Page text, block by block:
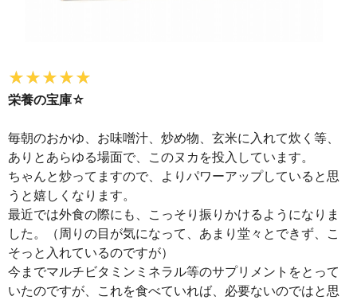
栄養の宝庫☆
毎朝のおかゆ、お味噌汁、炒め物、玄米に入れて炊く等、
ありとあらゆる場面で、このヌカを投入しています。
ちゃんと炒ってますので、よりパワーアップしていると思
うと嬉しくなります。
最近では外食の際にも、こっそり振りかけるようになりま
した。（周りの目が気になって、あまり堂々とできず、こ
そっと入れているのですが）
今までマルチビタミンミネラル等のサプリメントをとって
いたのですが、これを食べていれば、必要ないのではと思